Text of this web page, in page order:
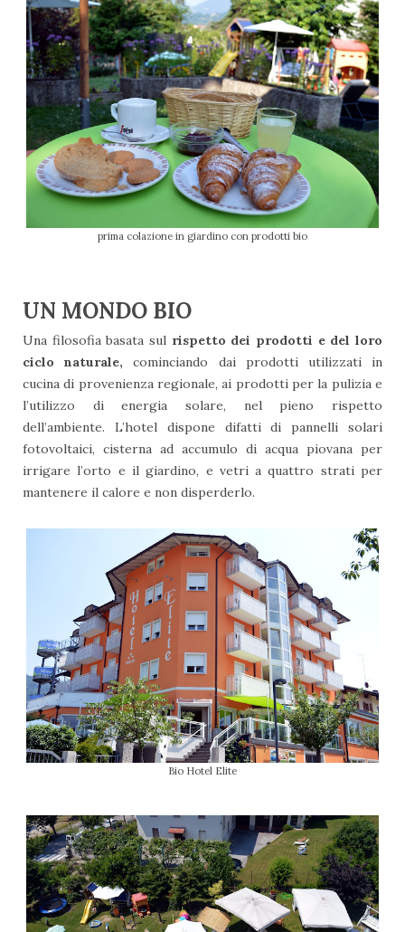
prima colazione in giardino con prodotti bio
UN MONDO BIO
Una filosofia basata sul rispetto dei prodotti e del loro
ciclo naturale, cominciando dai prodotti utilizzati in
cucina di provenienza regionale, ai prodotti per la pulizia e
l’utilizzo di energia solare, nel pieno rispetto
dell’ambiente. L’hotel dispone difatti di pannelli solari
fotovoltaici, cisterna ad accumulo di acqua piovana per
irrigare l’orto e il giardino, e vetri a quattro strati per
mantenere il calore e non disperderlo.
Bio Hotel Elite